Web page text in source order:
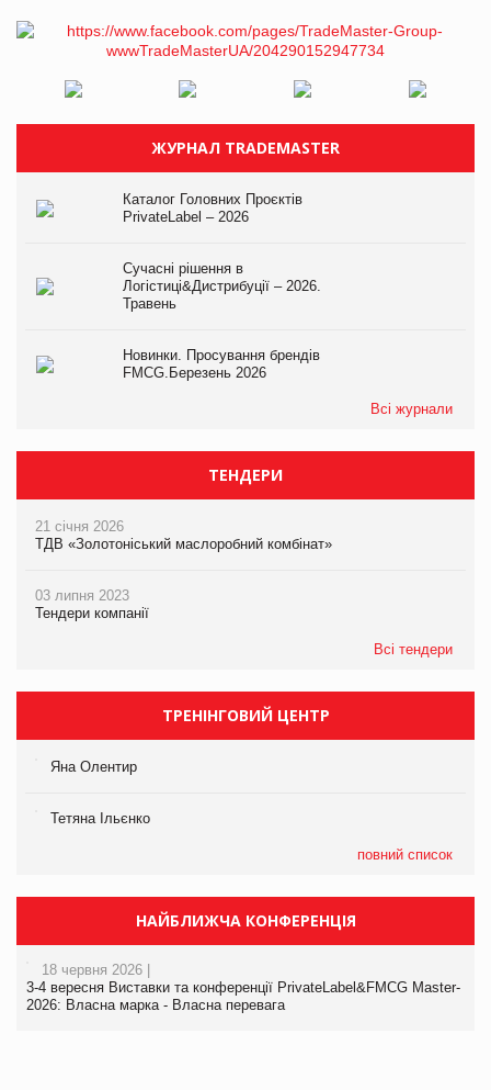
ЖУРНАЛ TRADEMASTER
Каталог Головних Проєктів
PrivateLabel – 2026
Сучасні рішення в
Логістиці&Дистрибуції – 2026.
Травень
Новинки. Просування брендів
FMCG.Березень 2026
Всі журнали
ТЕНДЕРИ
21 січня 2026
ТДВ «Золотоніський маслоробний комбінат»
03 липня 2023
Тендери компанії
Всі тендери
ТРЕНІНГОВИЙ ЦЕНТР
Яна Олентир
Тетяна Ільєнко
повний список
НАЙБЛИЖЧА КОНФЕРЕНЦІЯ
18 червня 2026 |
3-4 вересня Виставки та конференції PrivateLabel&FMCG Master-
2026: Власна марка - Власна перевага